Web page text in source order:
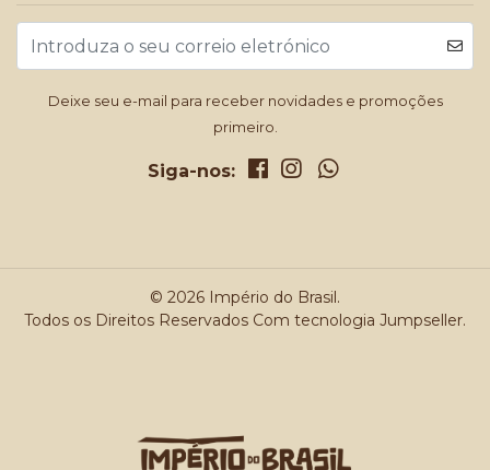
Deixe seu e-mail para receber novidades e promoções
primeiro.
Siga-nos:
© 2026 Império do Brasil.
Todos os Direitos Reservados Com tecnologia Jumpseller.